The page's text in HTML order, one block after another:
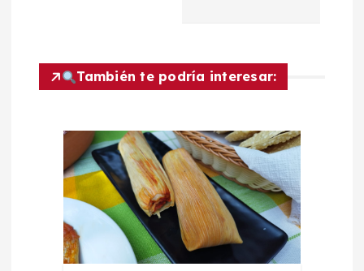
n
También te podría interesar: